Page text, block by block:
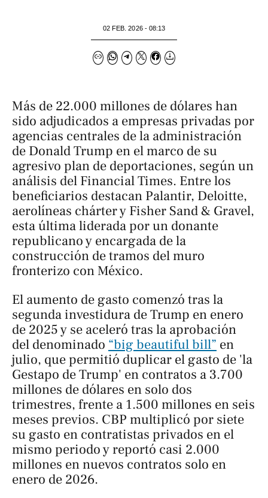
02 FEB. 2026 - 08:13
Más de 22.000 millones de dólares han
sido adjudicados a empresas privadas por
agencias centrales de la administración
de Donald Trump en el marco de su
agresivo plan de deportaciones, según un
análisis del Financial Times. Entre los
beneficiarios destacan Palantir, Deloitte,
aerolíneas chárter y Fisher Sand & Gravel,
esta última liderada por un donante
republicano y encargada de la
construcción de tramos del muro
fronterizo con México.
El aumento de gasto comenzó tras la
segunda investidura de Trump en enero
de 2025 y se aceleró tras la aprobación
del denominado “big beautiful bill” en
julio, que permitió duplicar el gasto de 'la
Gestapo de Trump' en contratos a 3.700
millones de dólares en solo dos
trimestres, frente a 1.500 millones en seis
meses previos. CBP multiplicó por siete
su gasto en contratistas privados en el
mismo periodo y reportó casi 2.000
millones en nuevos contratos solo en
enero de 2026.